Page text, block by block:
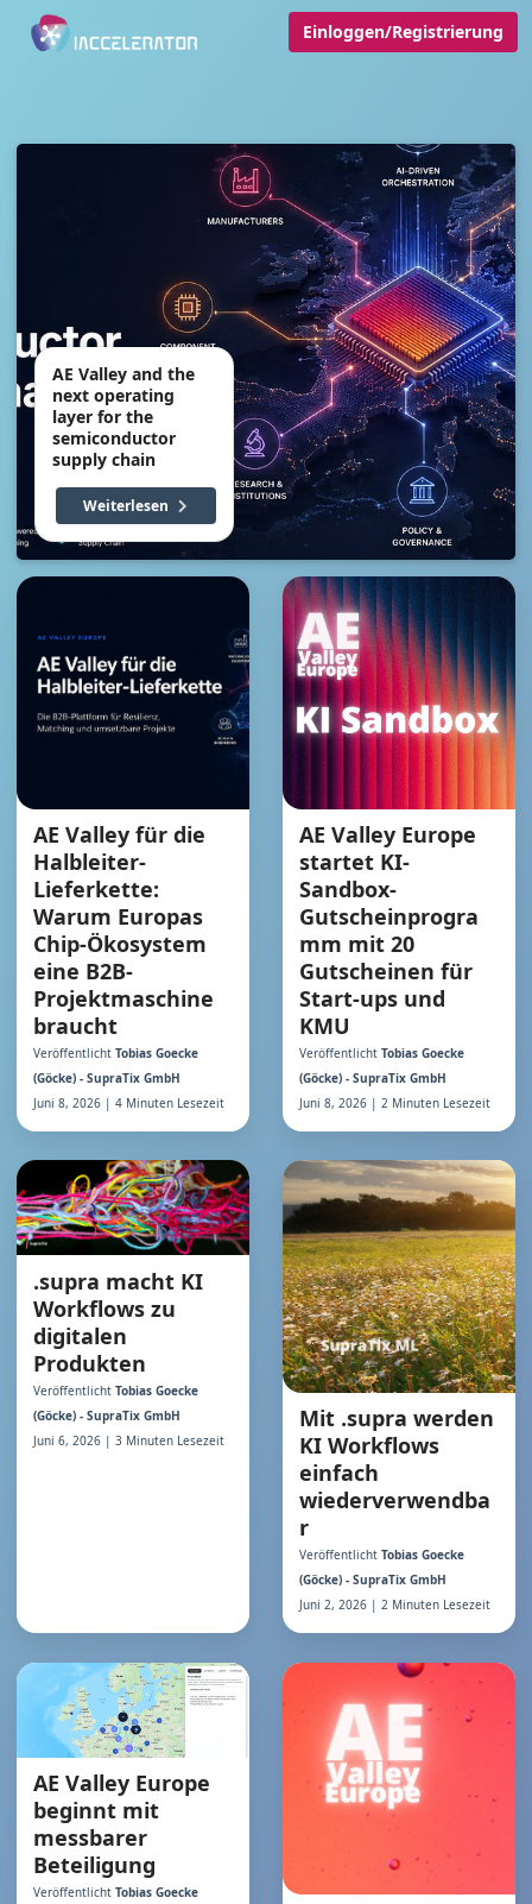
Einloggen/Registrierung
AE Valley and the
next operating
layer for the
semiconductor
supply chain
Weiterlesen
AE Valley für die
Halbleiter-
Lieferkette:
Warum Europas
Chip-Ökosystem
eine B2B-
Projektmaschine
braucht
Veröffentlicht Tobias Goecke
(Göcke) - SupraTix GmbH
Juni 8, 2026 | 4 Minuten Lesezeit
AE Valley Europe
startet KI-
Sandbox-
Gutscheinprogra
mm mit 20
Gutscheinen für
Start-ups und
KMU
Veröffentlicht Tobias Goecke
(Göcke) - SupraTix GmbH
Juni 8, 2026 | 2 Minuten Lesezeit
.supra macht KI
Workflows zu
digitalen
Produkten
Veröffentlicht Tobias Goecke
(Göcke) - SupraTix GmbH
Juni 6, 2026 | 3 Minuten Lesezeit
Mit .supra werden
KI Workflows
einfach
wiederverwendba
r
Veröffentlicht Tobias Goecke
(Göcke) - SupraTix GmbH
Juni 2, 2026 | 2 Minuten Lesezeit
AE Valley Europe
beginnt mit
messbarer
Beteiligung
Veröffentlicht Tobias Goecke